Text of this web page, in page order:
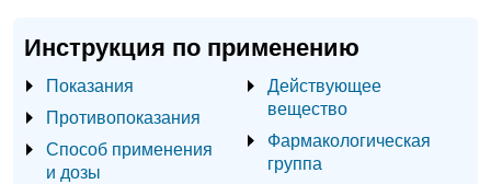
Инструкция по применению
Показания
Противопоказания
Способ применения
и дозы
Действующее
вещество
Фармакологическая
группа